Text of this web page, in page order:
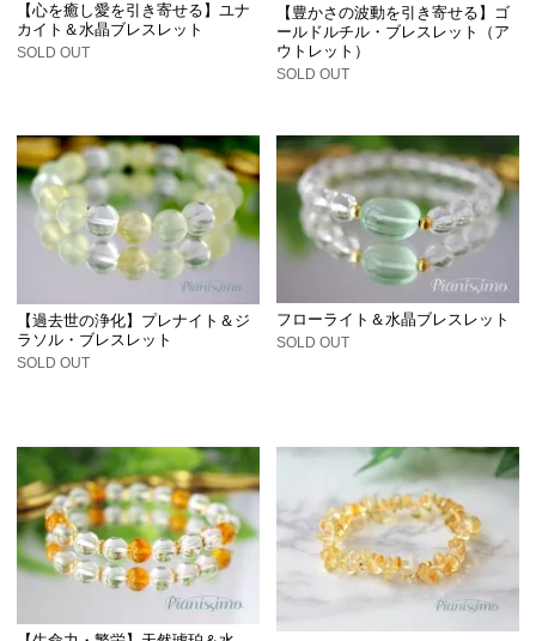
【心を癒し愛を引き寄せる】ユナ
カイト＆水晶ブレスレット
SOLD OUT
【豊かさの波動を引き寄せる】ゴ
ールドルチル・ブレスレット（ア
ウトレット）
SOLD OUT
【過去世の浄化】プレナイト＆ジ
ラソル・ブレスレット
SOLD OUT
フローライト＆水晶ブレスレット
SOLD OUT